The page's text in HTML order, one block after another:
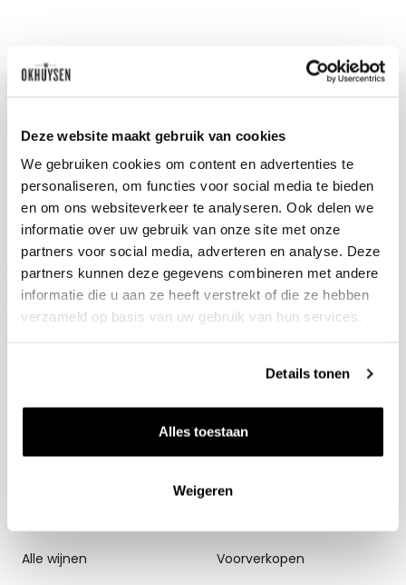
Deze website maakt gebruik van cookies
We gebruiken cookies om content en advertenties te
personaliseren, om functies voor social media te bieden
en om ons websiteverkeer te analyseren. Ook delen we
informatie over uw gebruik van onze site met onze
partners voor social media, adverteren en analyse. Deze
partners kunnen deze gegevens combineren met andere
informatie die u aan ze heeft verstrekt of die ze hebben
verzameld op basis van uw gebruik van hun services.
Details tonen
Alles toestaan
Weigeren
Blijf op de hoogte
Ontvang het laatste wijnnieuws, proeverijen en
evenementen
E-mailadres
Aanmelden
Alle wijnen
Thema's
Voorverkopen